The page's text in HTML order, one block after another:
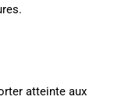
atteinte aux